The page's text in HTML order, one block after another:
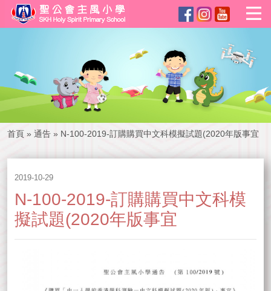
首頁 » 通告 » N-100-2019-訂購購買中文科模擬試題(2020年版事宜
2019-10-29
N-100-2019-訂購購買中文科模
擬試題(2020年版事宜